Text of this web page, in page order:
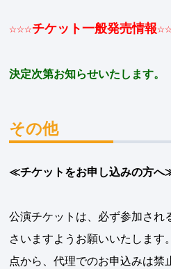
☆☆☆チケット一般発売情報
決定次第お知らせいたします。
その他
≪チケットをお申し込みの方
公演チケットは、必ず参加され
さいますようお願いいたします
点から、代理でのお申込みは禁